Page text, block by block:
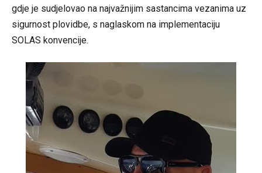
gdje je sudjelovao na najvažnijim sastancima vezanima uz
sigurnost plovidbe, s naglaskom na implementaciju
SOLAS konvencije.